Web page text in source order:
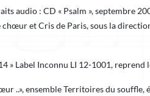
audio : CD « Psalm », septembre
chœur et Cris de Paris, sous la
» Label Inconnu LI 12-1001, reprend
..», ensemble Territoires du souffle,